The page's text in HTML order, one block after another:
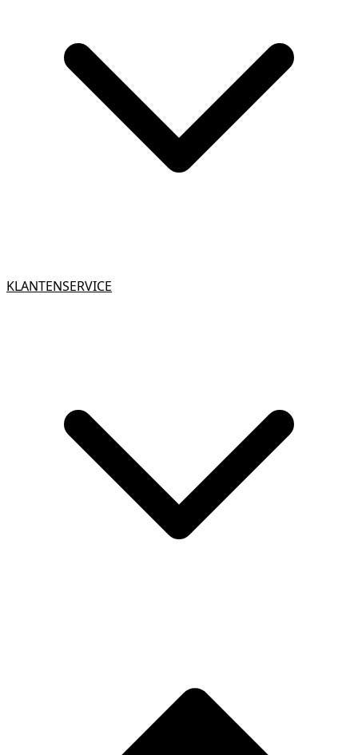
KLANTENSERVICE